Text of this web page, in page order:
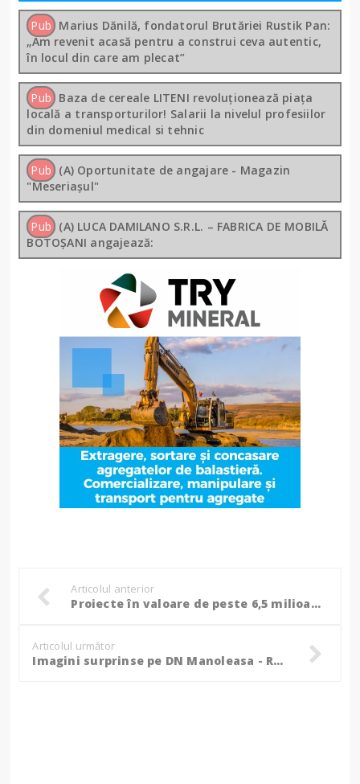
Pub Marius Dănilă, fondatorul Brutăriei Rustik Pan:
„Am revenit acasă pentru a construi ceva autentic,
în locul din care am plecat”
Pub Baza de cereale LITENI revoluționează piața
locală a transporturilor! Salarii la nivelul profesiilor
din domeniul medical si tehnic
Pub (A) Oportunitate de angajare - Magazin
"Meseriașul"
Pub (A) LUCA DAMILANO S.R.L. – FABRICA DE MOBILĂ
BOTOȘANI angajează:
Articolul anterior
Proiecte în valoare de peste 6,5 milioane de lei depuse pentru Spitalul "Mavromati"
Articolul următor
Imagini surprinse pe DN Manoleasa - Rădăuți Prut: Fostul drum de pământ se face din nou pulbere, la două luni de la finalizarea lucrărilor! FOTO